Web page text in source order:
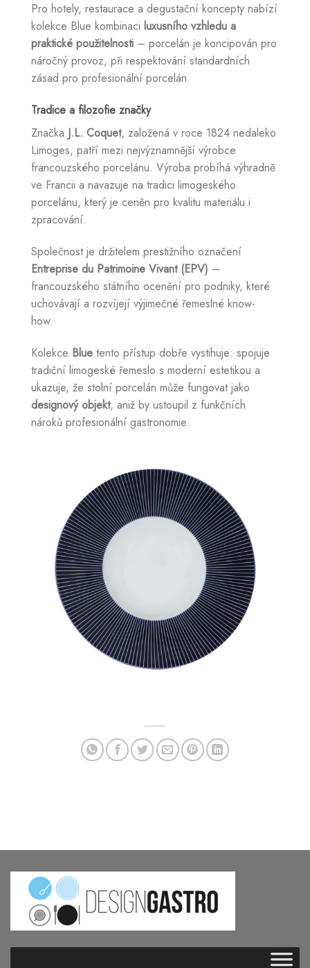
Pro hotely, restaurace a degustační koncepty nabízí
kolekce Blue kombinaci luxusního vzhledu a
praktické použitelnosti – porcelán je koncipován pro
náročný provoz, při respektování standardních
zásad pro profesionální porcelán.
Tradice a filozofie značky
Značka J.L. Coquet, založená v roce 1824 nedaleko
Limoges, patří mezi nejvýznamnější výrobce
francouzského porcelánu. Výroba probíhá výhradně
ve Francii a navazuje na tradici limogeského
porcelánu, který je ceněn pro kvalitu materiálu i
zpracování.
Společnost je držitelem prestižního označení
Entreprise du Patrimoine Vivant (EPV) –
francouzského státního ocenění pro podniky, které
uchovávají a rozvíjejí výjimečné řemeslné know-
how.
Kolekce Blue tento přístup dobře vystihuje: spojuje
tradiční limogeské řemeslo s moderní estetikou a
ukazuje, že stolní porcelán může fungovat jako
designový objekt, aniž by ustoupil z funkčních
nároků profesionální gastronomie.